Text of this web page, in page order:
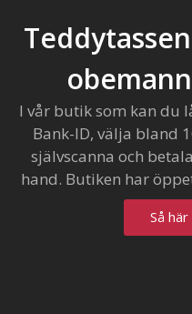
I vår butik som kan du
Bank-ID, välja bland
självscanna och
hand. Butiken har
Så